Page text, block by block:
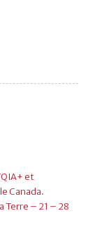
et
Canada.
Terre – 21 – 28